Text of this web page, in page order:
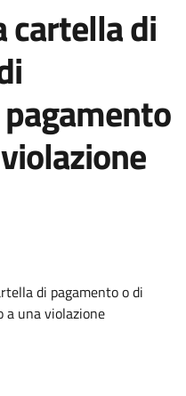
cartella di
di pagamento o di
a una violazione